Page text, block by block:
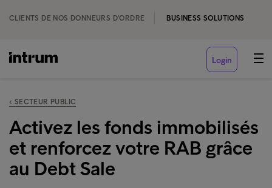
CLIENTS DE NOS DONNEURS D'ORDRE BUSINESS SOLUTIONS
Login
‹ SECTEUR PUBLIC
Activez les fonds immobilisés
et renforcez votre RAB grâce
au Debt Sale